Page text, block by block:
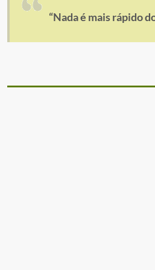
“Nada é mais rápido